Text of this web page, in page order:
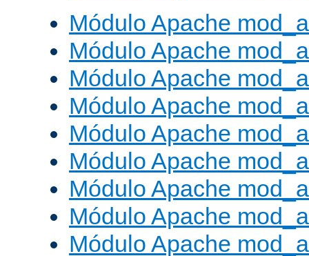
Módulo Apache
Módulo Apache
Módulo Apache
Módulo Apache
Módulo Apache
Módulo Apache
Módulo Apache
Módulo Apache
Módulo Apache